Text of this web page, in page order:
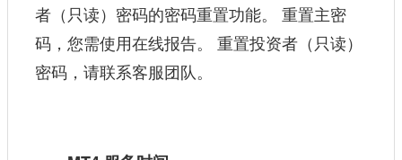
者（只读）密码的密码重置功能。 重置主密
码，您需使用在线报告。 重置投资者（只读）
密码，请联系客服团队。